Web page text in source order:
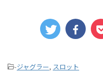
-ジャグラー, スロット